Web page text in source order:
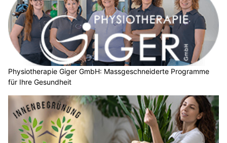
Physiotherapie Giger GmbH: Massgeschneiderte Programme
für Ihre Gesundheit